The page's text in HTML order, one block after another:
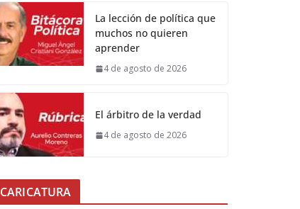
La lección de política que
muchos no quieren
aprender
4 de agosto de 2026
El árbitro de la verdad
4 de agosto de 2026
CARICATURA